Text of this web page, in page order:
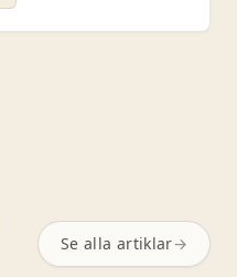
Se alla artiklar→